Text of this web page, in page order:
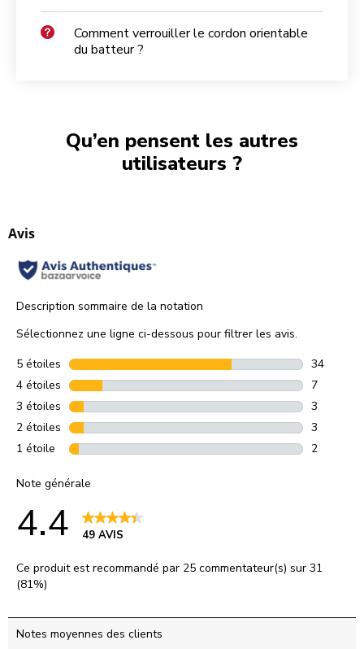
Comment verrouiller le cordon orientable
du batteur ?
Qu’en pensent les autres
utilisateurs ?